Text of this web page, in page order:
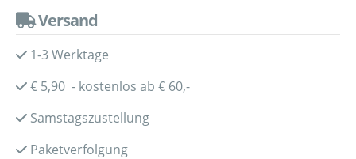
Versand
1-3 Werktage
€ 5,90 - kostenlos ab € 60,-
Samstagszustellung
Paketverfolgung